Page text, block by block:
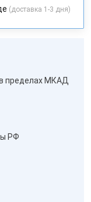
(доставка 1-3 дня)
пределах МКАД
РФ